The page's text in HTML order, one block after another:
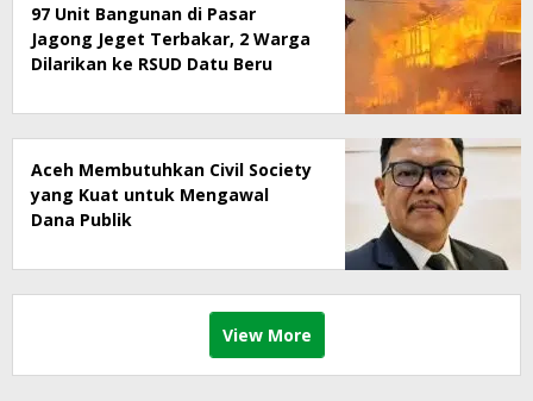
97 Unit Bangunan di Pasar
Jagong Jeget Terbakar, 2 Warga
Dilarikan ke RSUD Datu Beru
Aceh Membutuhkan Civil Society
yang Kuat untuk Mengawal
Dana Publik
View More